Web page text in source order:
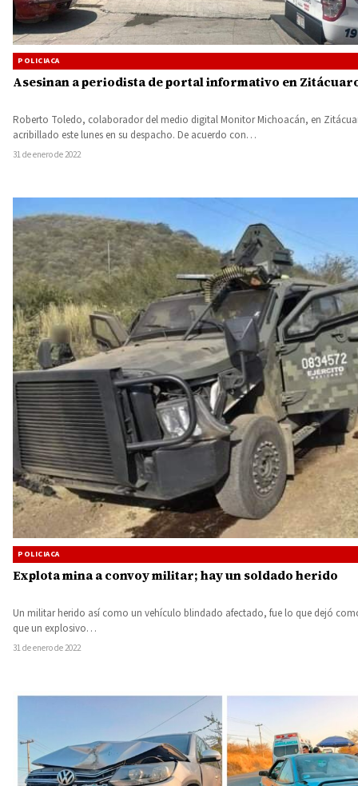
POLICIACA
Asesinan a periodista de portal informativo en
Roberto Toledo, colaborador del medio digital Monitor Michoacán, en
acribillado este lunes en su despacho. De acuerdo con…
31 de enero de 2022
POLICIACA
Explota mina a convoy militar; hay un soldado herido
Un militar herido así como un vehículo blindado afectado, fue lo que dejó
que un explosivo…
31 de enero de 2022